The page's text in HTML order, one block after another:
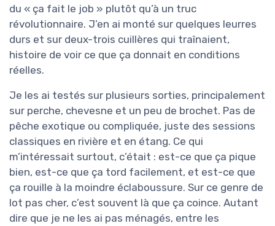
du « ça fait le job » plutôt qu’à un truc
révolutionnaire. J’en ai monté sur quelques leurres
durs et sur deux-trois cuillères qui traînaient,
histoire de voir ce que ça donnait en conditions
réelles.
Je les ai testés sur plusieurs sorties, principalement
sur perche, chevesne et un peu de brochet. Pas de
pêche exotique ou compliquée, juste des sessions
classiques en rivière et en étang. Ce qui
m’intéressait surtout, c’était : est-ce que ça pique
bien, est-ce que ça tord facilement, et est-ce que
ça rouille à la moindre éclaboussure. Sur ce genre de
lot pas cher, c’est souvent là que ça coince. Autant
dire que je ne les ai pas ménagés, entre les